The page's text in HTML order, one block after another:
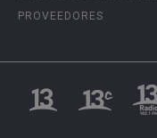
PROVEEDORES